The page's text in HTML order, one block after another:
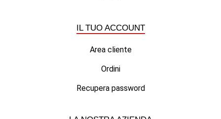
IL TUO ACCOUNT
Area cliente
Ordini
Recupera password